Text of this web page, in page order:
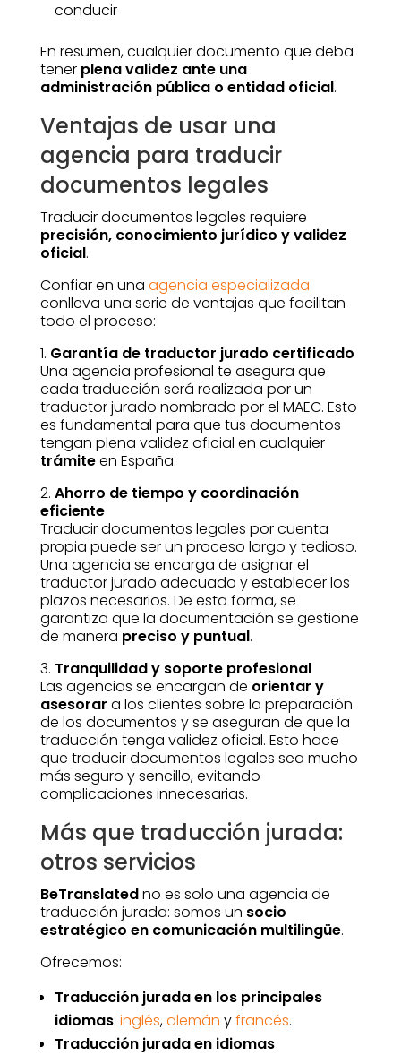
conducir
En resumen, cualquier documento que deba
tener plena validez ante una
administración pública o entidad oficial.
Ventajas de usar una
agencia para traducir
documentos legales
Traducir documentos legales requiere
precisión, conocimiento jurídico y validez
oficial.
Confiar en una agencia especializada
conlleva una serie de ventajas que facilitan
todo el proceso:
1. Garantía de traductor jurado certificado
Una agencia profesional te asegura que
cada traducción será realizada por un
traductor jurado nombrado por el MAEC. Esto
es fundamental para que tus documentos
tengan plena validez oficial en cualquier
trámiteen España.
2. Ahorro de tiempo y coordinación
eficiente
Traducir documentos legales por cuenta
propia puede ser un proceso largo y tedioso.
Una agencia se encarga de asignar el
traductor jurado adecuado y establecer los
plazos necesarios. De esta forma, se
garantiza que la documentación se gestione
de manera preciso y puntual.
3. Tranquilidad y soporte profesional
Las agencias se encargan de orientar y
asesorar a los clientes sobre la preparación
de los documentos y se aseguran de que la
traducción tenga validez oficial. Esto hace
que traducir documentos legales sea mucho
más seguro y sencillo, evitando
complicaciones innecesarias.
Más que traducción jurada:
otros servicios
BeTranslatedno es solo una agencia de
traducción jurada: somos un socio
estratégico en comunicación multilingüe.
Ofrecemos:
Traducción jurada en los principales
idiomas: inglés,alemán yfrancés.
Traducción jurada en idiomas